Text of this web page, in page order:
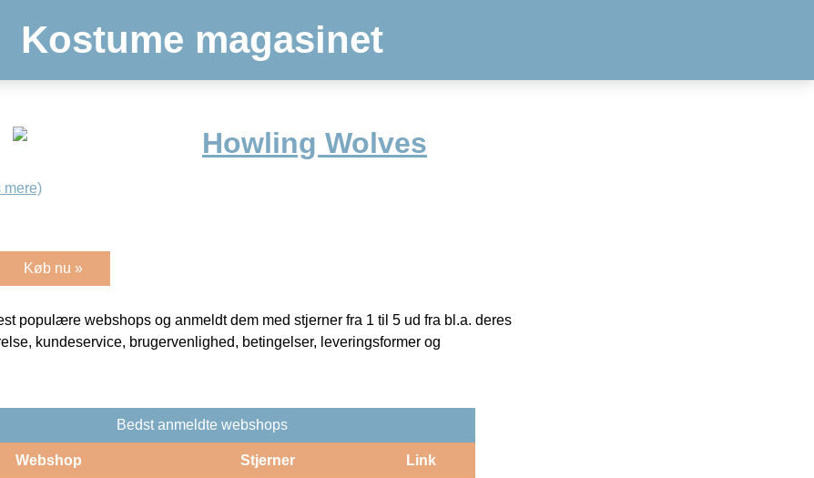
Kostume magasinet
Howling Wolves
Køb nu »
populære webshops og anmeldt dem med stjerner fra 1 til 5 ud fra bl.a. deres
kundeservice, brugervenlighed, betingelser, leveringsformer og
Bedst anmeldte webshops
Webshop Stjerner Link